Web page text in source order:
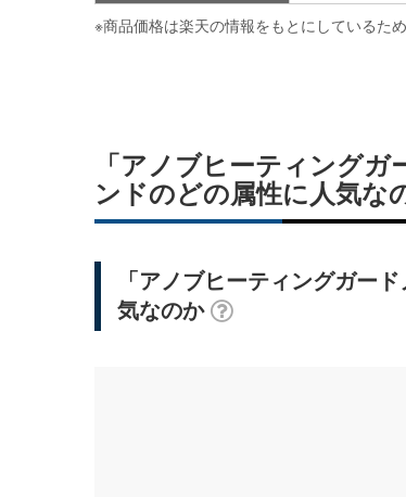
※商品価格は楽天の情報をもとにしているた
「アノブヒーティング
ンドのどの属性に人気な
「アノブヒーティングガー
気なのか